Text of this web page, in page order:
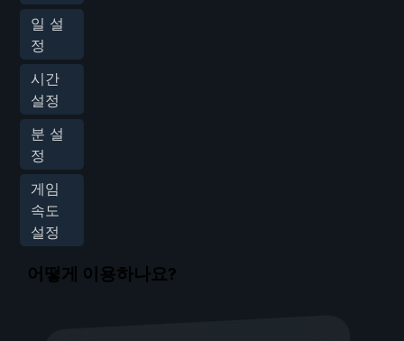
일 설
정
시간
설정
분 설
정
게임
속도
설정
어떻게 이용하나요?